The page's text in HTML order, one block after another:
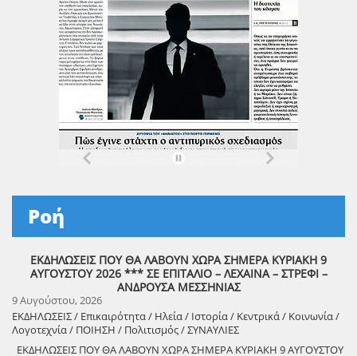
Ροή
ΕΚΔΗΛΩΣΕΙΣ ΠΟΥ ΘΑ ΛΑΒΟΥΝ ΧΩΡΑ ΣΗΜΕΡΑ ΚΥΡΙΑΚΗ 9
ΑΥΓΟΥΣΤΟΥ 2026 *** ΣΕ ΕΠΙΤΑΛΙΟ – ΛΕΧΑΙΝΑ – ΣΤΡΕΦΙ –
ΑΝΔΡΟΥΣΑ ΜΕΣΣΗΝΙΑΣ
9 Αυγούστου, 2026
ΕΚΔΗΛΩΣΕΙΣ / Επικαιρότητα / Ηλεία / Ιστορία / Κεντρικά / Κοινωνία /
Λογοτεχνία / ΠΟΙΗΣΗ / Πολιτισμός / ΣΥΝΑΥΛΙΕΣ
ΕΚΔΗΛΩΣΕΙΣ ΠΟΥ ΘΑ ΛΑΒΟΥΝ ΧΩΡΑ ΣΗΜΕΡΑ ΚΥΡΙΑΚΗ 9 ΑΥΓΟΥΣΤΟΥ